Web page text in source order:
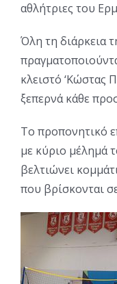
αθλήτριες του
Όλη τη διάρκεια
κλειστό ‘Κώστας
ξεπερνά κάθε
Το προπονητικό
με κύριο μέλημά
βελτιώνει
που βρίσκονται